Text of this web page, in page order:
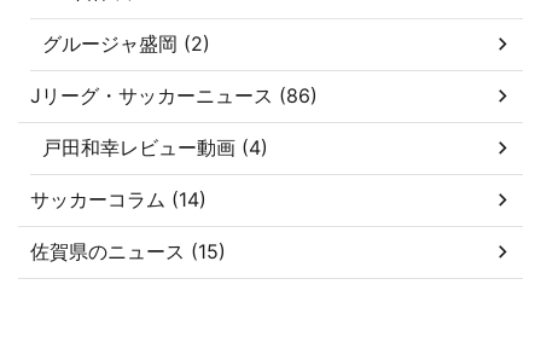
グルージャ盛岡 (2)
Jリーグ・サッカーニュース (86)
戸田和幸レビュー動画 (4)
サッカーコラム (14)
佐賀県のニュース (15)